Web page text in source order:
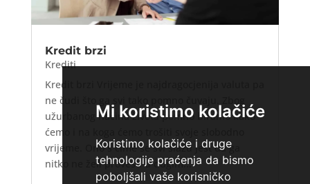
Mi koristimo kolačiće
Koristimo kolačiće i druge
tehnologije praćenja da bismo
poboljšali vaše korisničko
Kredit brzi
Krediti
Kredit brzi Vrijeme je najdragocjenija valuta pa
ne čudi što ga svi tako pomno čuvaju. Zbog
užurbanog načina života pomno biramo kako
ćemo i na koga ćemo trošiti svoje slobodno
vrijeme. Ono s čime se svi slažu jest da ga
nitko ne želi provesti u dugim...